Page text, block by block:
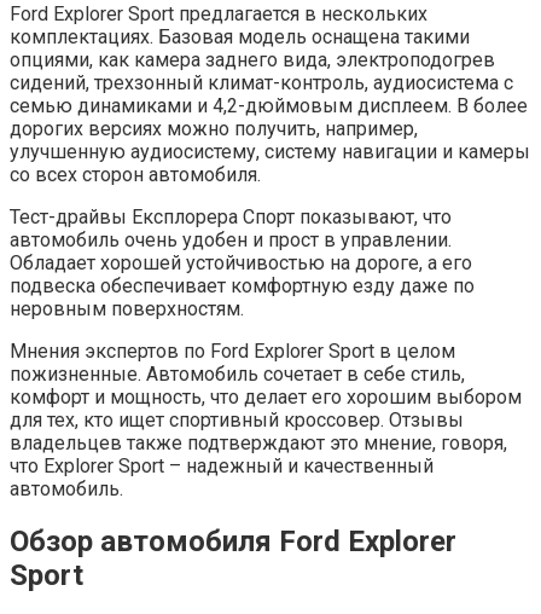
Ford Explorer Sport предлагается в нескольких
комплектациях. Базовая модель оснащена такими
опциями, как камера заднего вида, электроподогрев
сидений, трехзонный климат-контроль, аудиосистема с
семью динамиками и 4,2-дюймовым дисплеем. В более
дорогих версиях можно получить, например,
улучшенную аудиосистему, систему навигации и камеры
со всех сторон автомобиля.
Тест-драйвы Експлорера Спорт показывают, что
автомобиль очень удобен и прост в управлении.
Обладает хорошей устойчивостью на дороге, а его
подвеска обеспечивает комфортную езду даже по
неровным поверхностям.
Мнения экспертов по Ford Explorer Sport в целом
пожизненные. Автомобиль сочетает в себе стиль,
комфорт и мощность, что делает его хорошим выбором
для тех, кто ищет спортивный кроссовер. Отзывы
владельцев также подтверждают это мнение, говоря,
что Explorer Sport – надежный и качественный
автомобиль.
Обзор автомобиля Ford Explorer
Sport